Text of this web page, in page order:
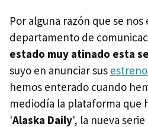
Por alguna razón que se nos
departamento de
estado muy atinado esta
suyo en anunciar sus
hemos enterado cuando
mediodía la plataforma que
'Alaska Daily', la nueva